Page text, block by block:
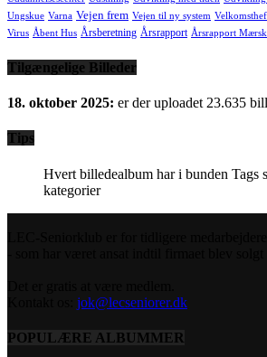
Ungskue Varna Vejen frem Vejen til ny system
Virus Åbent Hus Årsberetning Årsrapport Årsrapport
Tilgængelige Billeder
18. oktober 2025: er der uploadet 23.635
Tips
Hvert billedealbum har i bunden Tags
kategorier
jok@lecseniorer.dk
POPULÆRE ALBUMMER